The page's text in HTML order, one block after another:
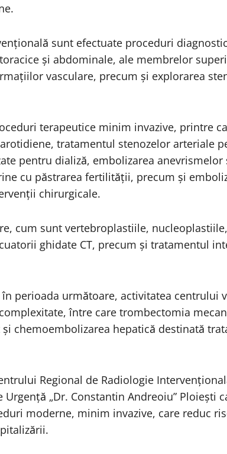
sunt efectuate proceduri
și abdominale, ale membrelor
vasculare, precum și explorarea
terapeutice minim invazive, printre
tratamentul stenozelor arteriale
pentru dializă, embolizarea anevrismelor
cu păstrarea fertilității, precum și
chirurgicale.
cum sunt vertebroplastiile,
ghidate CT, precum și tratamentul
perioada următoare, activitatea centrului
între care trombectomia
chemoembolizarea hepatică destinată
Regional de Radiologie
„Dr. Constantin Andreoiu” Ploiești
moderne, minim invazive, care reduc